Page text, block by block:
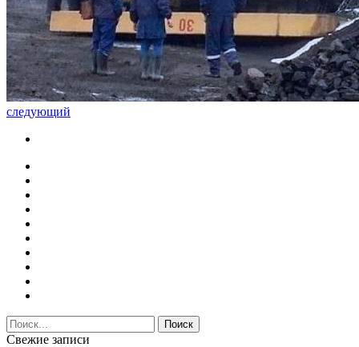
следующий
Свежие записи